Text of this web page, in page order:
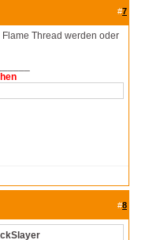
#7
Thread werden oder
#8